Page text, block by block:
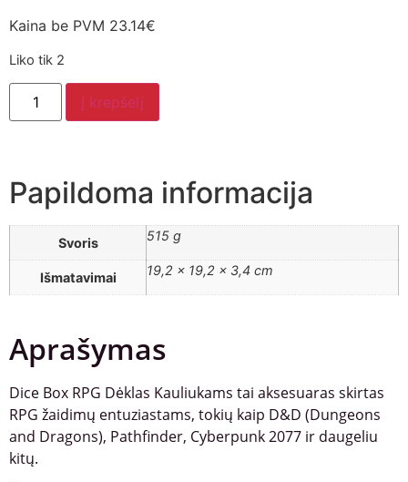
Kaina be PVM 23.14€
Liko tik 2
Į krepšelį
Papildoma informacija
Svoris 515 g
Išmatavimai 19,2 × 19,2 × 3,4 cm
Aprašymas
Dice Box RPG Dėklas Kauliukams tai aksesuaras skirtas
RPG žaidimų entuziastams, tokių kaip D&D (Dungeons
and Dragons), Pathfinder, Cyberpunk 2077 ir daugeliu
kitų.